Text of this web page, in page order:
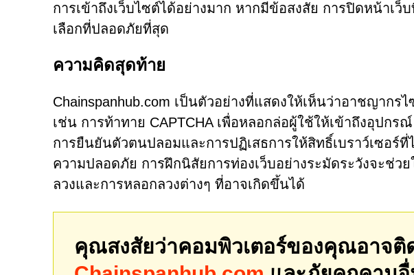
การเข้าถึงเว็บไซต์ได้อย่างมาก หากมีข้อสงสัย การปิดหน้าเ
เลือกที่ปลอดภัยที่สุด
ความคิดสุดท้าย
Chainspanhub.com เป็นตัวอย่างที่แสดงให้เห็นว่าอาชญาก
เช่น การท้าทาย CAPTCHA เพื่อหลอกล่อผู้ใช้ให้เข้าถึงอุป
การยืนยันตัวตนปลอมและการปฏิเสธการให้สิทธิ์เบราว์เซอร์
ความปลอดภัย การฝึกนิสัยการท่องเว็บอย่างระมัดระวังจะช่ว
ลวงและการหลอกลวงต่างๆ ที่อาจเกิดขึ้นได้
คุณสงสัยว่าคอมพิวเตอร์ของคุณอาจติ